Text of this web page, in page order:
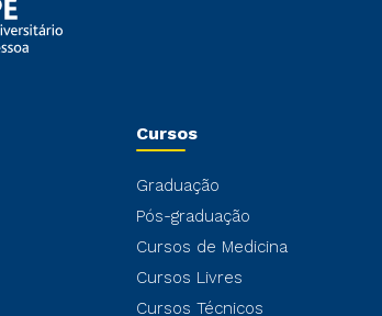
Cursos
Graduação
Pós-graduação
Cursos de Medicina
Cursos Livres
Cursos Técnicos